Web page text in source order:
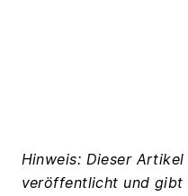
Hinweis: Dieser
veröffentlicht und gibt